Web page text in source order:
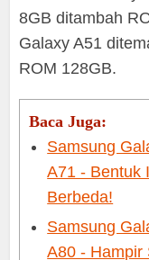
8GB ditambah
Galaxy A51
ROM 128GB.
Baca Juga:
Samsung
A71 - Bentuk
Berbeda!
Samsung
A80 - Hampir